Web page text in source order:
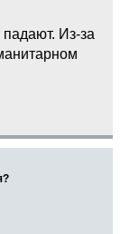
падают. Из-за